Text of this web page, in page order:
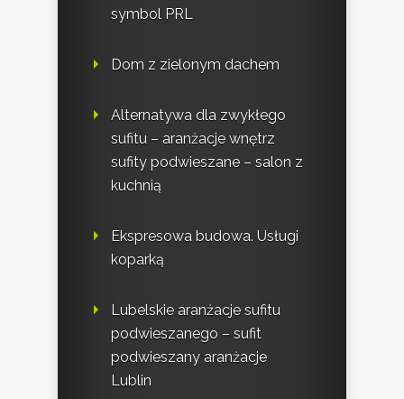
symbol PRL
Dom z zielonym dachem
Alternatywa dla zwykłego
sufitu – aranżacje wnętrz
sufity podwieszane – salon z
kuchnią
Ekspresowa budowa. Usługi
koparką
Lubelskie aranżacje sufitu
podwieszanego – sufit
podwieszany aranżacje
Lublin